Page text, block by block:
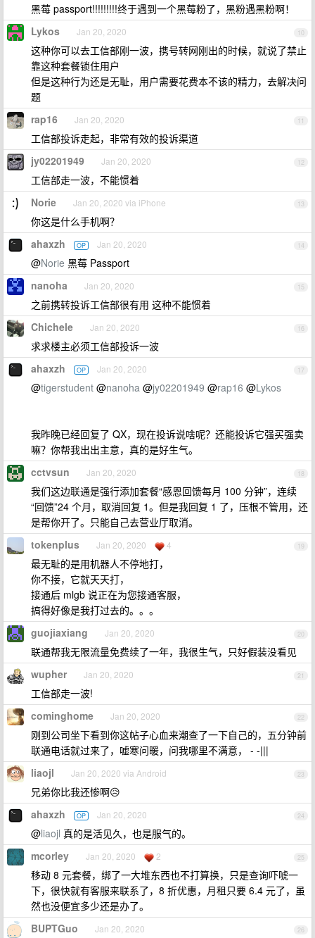
黑莓 passport!!!!!!!!!终于遇到一个黑莓粉了，黑粉遇黑粉啊！
10
Lykos Jan 20, 2020
这种你可以去工信部刚一波，携号转网刚出的时候，就说了禁止
靠这种套餐锁住用户
但是这种行为还是无耻，用户需要花费本不该的精力，去解决问
题
11
rap16 Jan 20, 2020
工信部投诉走起，非常有效的投诉渠道
12
jy02201949 Jan 20, 2020
工信部走一波，不能惯着
13
Norie Jan 20, 2020 via iPhone
你这是什么手机啊？
14
ahaxzh OP Jan 20, 2020
@Norie 黑莓 Passport
15
nanoha Jan 20, 2020
之前携转投诉工信部很有用 这种不能惯着
16
Chichele Jan 20, 2020
求求楼主必须工信部投诉一波
17
ahaxzh OP Jan 20, 2020
@tigerstudent @nanoha @jy02201949 @rap16 @Lykos
我昨晚已经回复了 QX，现在投诉说啥呢？还能投诉它强买强卖
嘛？你帮我出出主意，真的是好生气。
18
cctvsun Jan 20, 2020
我们这边联通是强行添加套餐“感恩回馈每月 100 分钟”，连续
“回馈”24 个月，取消回复 1。但是我回复 1 了，压根不管用，还
是帮你开了。只能自己去营业厅取消。
19
tokenplus Jan 20, 2020 4
最无耻的是用机器人不停地打，
你不接，它就天天打，
接通后 mlgb 说正在为您接通客服，
搞得好像是我打过去的。。。
20
guojiaxiang Jan 20, 2020
联通帮我无限流量免费续了一年，我很生气，只好假装没看见
21
wupher Jan 20, 2020
工信部走一波!
22
cominghome Jan 20, 2020
刚到公司坐下看到你这帖子心血来潮查了一下自己的，五分钟前
联通电话就过来了，嘘寒问暖，问我哪里不满意， - -|||
23
liaojl Jan 20, 2020 via Android
兄弟你比我还惨啊😥
24
ahaxzh OP Jan 20, 2020
@liaojl 真的是活见久，也是服气的。
25
mcorley Jan 20, 2020 2
移动 8 元套餐，绑了一大堆东西也不打算换，只是查询吓唬一
下，很快就有客服来联系了，8 折优惠，月租只要 6.4 元了，虽
然也没便宜多少还是办了。
26
BUPTGuo Jan 20, 2020